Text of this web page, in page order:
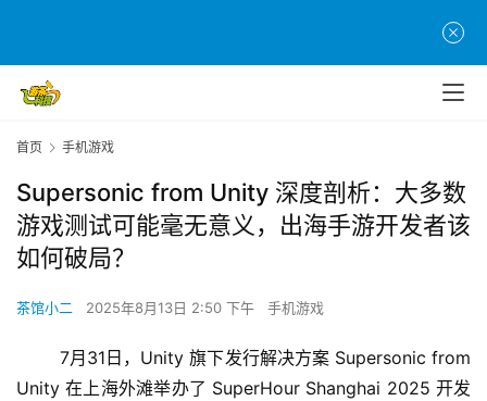
首页 手机游戏
Supersonic from Unity 深度剖析：大多数
游戏测试可能毫无意义，出海手游开发者该
如何破局？
茶馆小二 2025年8月13日 2:50 下午 手机游戏
	7月31日，Unity 旗下发行解决方案 Supersonic from
Unity 在上海外滩举办了 SuperHour Shanghai 2025 开发